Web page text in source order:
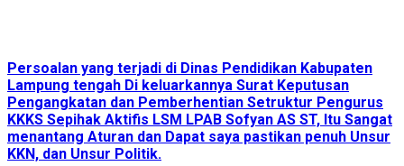
Persoalan yang terjadi di Dinas Pendidikan Kabupaten
Lampung tengah Di keluarkannya Surat Keputusan
Pengangkatan dan Pemberhentian Setruktur Pengurus
KKKS Sepihak Aktifis LSM LPAB Sofyan AS ST, Itu Sangat
menantang Aturan dan Dapat saya pastikan penuh Unsur
KKN, dan Unsur Politik.